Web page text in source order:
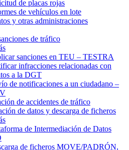
de placas rojas
de vehículos en lote
y otras administraciones
de tráfico
sanciones en TEU – TESTRA
infracciones relacionadas con
a la DGT
de notificaciones a un ciudadano –
de accidentes de tráfico
de datos y descarga de ficheros
de Intermediación de Datos
de ficheros MOVE/PADRÓN,